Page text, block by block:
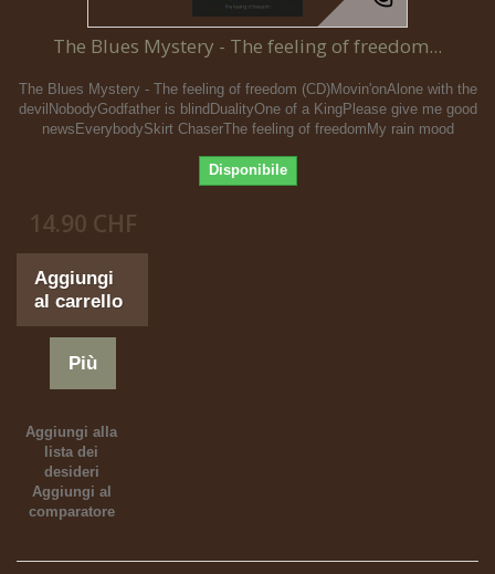
The Blues Mystery - The feeling of freedom...
The Blues Mystery - The feeling of freedom (CD)Movin'onAlone with the
devilNobodyGodfather is blindDualityOne of a KingPlease give me good
newsEverybodySkirt ChaserThe feeling of freedomMy rain mood
Disponibile
14.90 CHF
Aggiungi
al carrello
Più
Aggiungi alla
lista dei
desideri
Aggiungi al
comparatore